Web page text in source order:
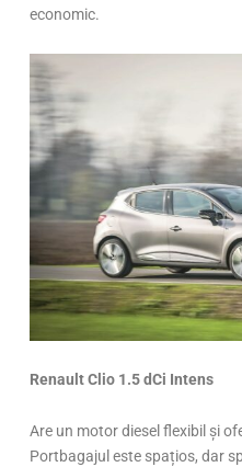
economic.
Renault Clio 1.5 dCi Intens
Are un motor diesel flexibil și
Portbagajul este spațios, dar